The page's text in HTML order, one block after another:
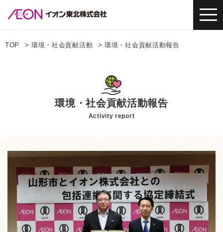
TOP 環境・社会貢献活動 環境・社会貢献活動報告
環境・社会貢献活動報告
Activity report